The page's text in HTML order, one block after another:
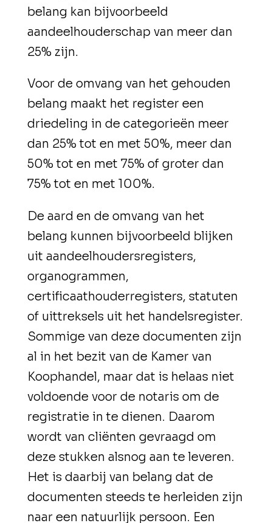
belang kan bijvoorbeeld
aandeelhouderschap van meer dan
25% zijn.
Voor de omvang van het gehouden
belang maakt het register een
driedeling in de categorieën meer
dan 25% tot en met 50%, meer dan
50% tot en met 75% of groter dan
75% tot en met 100%.
De aard en de omvang van het
belang kunnen bijvoorbeeld blijken
uit aandeelhoudersregisters,
organogrammen,
certificaathouderregisters, statuten
of uittreksels uit het handelsregister.
Sommige van deze documenten zijn
al in het bezit van de Kamer van
Koophandel, maar dat is helaas niet
voldoende voor de notaris om de
registratie in te dienen. Daarom
wordt van cliënten gevraagd om
deze stukken alsnog aan te leveren.
Het is daarbij van belang dat de
documenten steeds te herleiden zijn
naar een natuurlijk persoon. Een